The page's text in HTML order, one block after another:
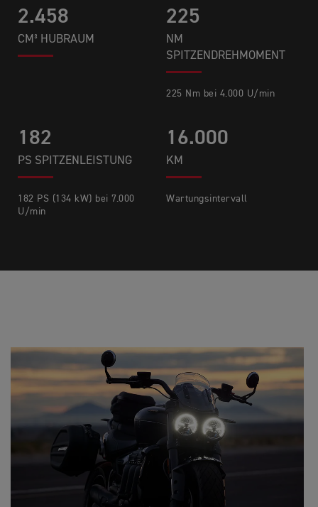
2.458
CM³ HUBRAUM
225
NM
SPITZENDREHMOMENT
225 Nm bei 4.000 U/min​
182
PS SPITZENLEISTUNG
182 PS (134 kW) bei 7.000
U/min
16.000
KM
Wartungsintervall